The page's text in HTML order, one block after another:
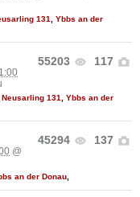
131
Ybbs an der
55203 117
Neusarling 131
Ybbs an der
45294 137
@
an der Donau,